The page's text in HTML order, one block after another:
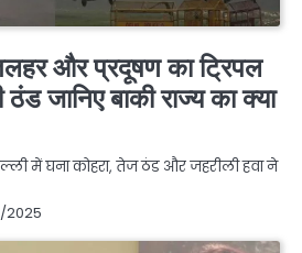
और प्रदूषण का ट्रिपल
जानिए बाकी राज्य का क्या
में घना कोहरा, तेज ठंड और जहरीली हवा ने
2025